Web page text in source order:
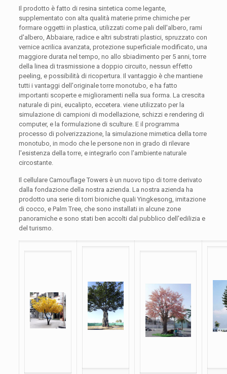
Il prodotto è fatto di resina sintetica come legante,
supplementato con alta qualità materie prime chimiche per
formare oggetti in plastica, utilizzati come pali dell'albero, rami
d'albero, Abbaiare, radice e altri substrati plastici, spruzzato con
vernice acrilica avanzata, protezione superficiale modificato, una
maggiore durata nel tempo, no allo sbiadimento per 5 anni, torre
della linea di trasmissione a doppio circuito, nessun effetto
peeling, e possibilità di ricopertura. Il vantaggio è che mantiene
tutti i vantaggi dell'originale torre monotubo, e ha fatto
importanti scoperte e miglioramenti nella sua forma. La crescita
naturale di pini, eucalipto, eccetera. viene utilizzato per la
simulazione di campioni di modellazione, schizzi e rendering di
computer, e la formulazione di sculture. E il programma
processo di polverizzazione, la simulazione mimetica della torre
monotubo, in modo che le persone non in grado di rilevare
l'esistenza della torre, e integrarlo con l'ambiente naturale
circostante.
Il cellulare Camouflage Towers è un nuovo tipo di torre derivato
dalla fondazione della nostra azienda. La nostra azienda ha
prodotto una serie di torri bioniche quali Yingkesong, imitazione
di cocco, e Palm Tree, che sono installati in alcune zone
panoramiche e sono stati ben accolti dal pubblico dell'edilizia e
del turismo.